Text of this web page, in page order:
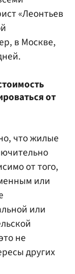
«Леонтьев
в Москве,
от
что жилые
от того,
или
или
не
других